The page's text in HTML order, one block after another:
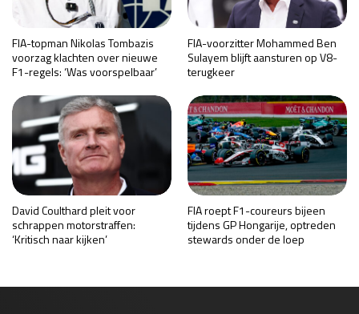
FIA-topman Nikolas Tombazis
voorzag klachten over nieuwe
F1-regels: ‘Was voorspelbaar’
FIA-voorzitter Mohammed Ben
Sulayem blijft aansturen op V8-
terugkeer
David Coulthard pleit voor
schrappen motorstraffen:
‘Kritisch naar kijken’
FIA roept F1-coureurs bijeen
tijdens GP Hongarije, optreden
stewards onder de loep